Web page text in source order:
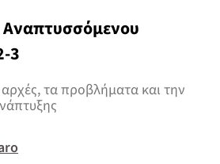
Αναπτυσσόμενου
3
τα προβλήματα και την